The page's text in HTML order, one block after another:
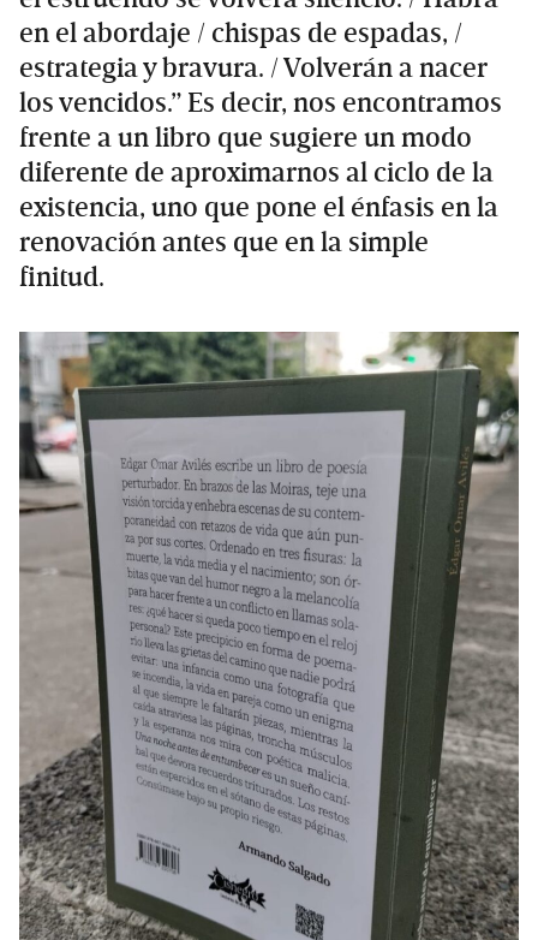
en el abordaje / chispas de espadas, /
estrategia y bravura. / Volverán a nacer
los vencidos.” Es decir, nos encontramos
frente a un libro que sugiere un modo
diferente de aproximarnos al ciclo de la
existencia, uno que pone el énfasis en la
renovación antes que en la simple
finitud.